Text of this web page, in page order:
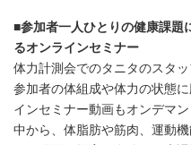
■参加者一人ひとりの健康課題
るオンラインセミナー
体力計測会でのタニタのスタ
参加者の体組成や体力の状態
インセミナー動画もオンデマ
中から、体脂肪や筋肉、運動